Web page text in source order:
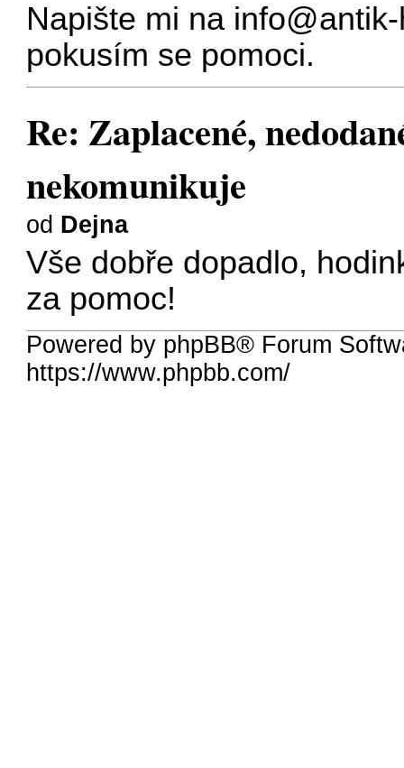
Napište mi na
pokusím se pomoci.
Re: Zaplacené,
nekomunikuje
od Dejna
Vše dobře dopadlo,
za pomoc!
Powered by phpBB® Forum
https://www.phpbb.com/